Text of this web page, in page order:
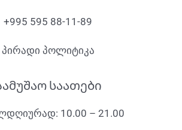
+995 595 88-11-89
პირადი პოლიტიკა
საათები
10.00 – 21.00